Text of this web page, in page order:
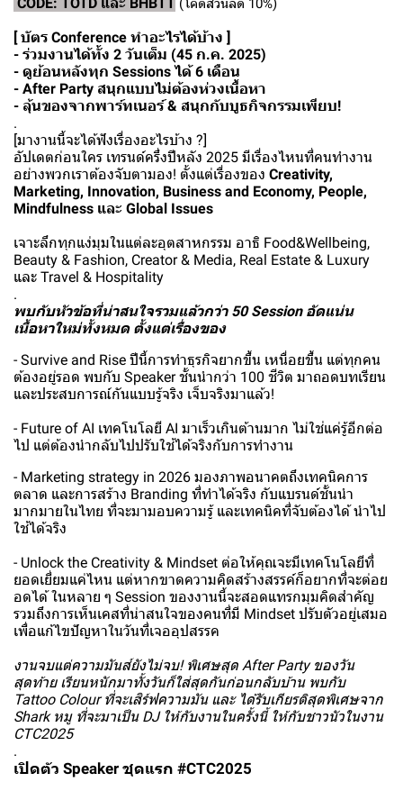
(โค้ดส่วนลด 10%)
[ บัตร Conference ทำอะไรได้บ้าง ]
- ร่วมงานได้ทั้ง 2 วันเต็ม (45 ก.ค. 2025)
- ดูย้อนหลังทุก Sessions ได้ 6 เดือน
- After Party สนุกแบบไม่ต้องห่วงเนื้อหา
- ลุ้นของจากพาร์ทเนอร์ & สนุกกับบูธกิจกรรมเพียบ!
.
[มางานนี้จะได้ฟังเรื่องอะไรบ้าง ?]
อัปเดตก่อนใคร เทรนด์ครึ่งปีหลัง 2025 มีเรื่องไหนที่คนทำงาน
อย่างพวกเราต้องจับตามอง! ตั้งแต่เรื่องของ Creativity,
Marketing, Innovation, Business and Economy, People,
Mindfulness และ Global Issues
เจาะลึกทุกแง่มุมในแต่ละอุตสาหกรรม อาธิ Food&Wellbeing,
Beauty & Fashion, Creator & Media, Real Estate & Luxury
และ Travel & Hospitality
.
พบกับหัวข้อที่น่าสนใจรวมแล้วกว่า 50 Session อัดแน่น
เนื้อหาใหม่ทั้งหมด ตั้งแต่เรื่องของ
- Survive and Rise ปีนี้การทำธุรกิจยากขึ้น เหนื่อยขึ้น แต่ทุกคน
ต้องอยู่รอด พบกับ Speaker ชั้นนำกว่า 100 ชีวิต มาถอดบทเรียน
และประสบการณ์กันแบบรู้จริง เจ็บจริงมาแล้ว!
- Future of AI เทคโนโลยี AI มาเร็วเกินต้านมาก ไม่ใช่แค่รู้อีกต่อ
ไป แต่ต้องนำกลับไปปรับใช้ได้จริงกับการทำงาน
- Marketing strategy in 2026 มองภาพอนาคตถึงเทคนิคการ
ตลาด และการสร้าง Branding ที่ทำได้จริง กับแบรนด์ชั้นนำ
มากมายในไทย ที่จะมามอบความรู้ และเทคนิคที่จับต้องได้ นำไป
ใช้ได้จริง
- Unlock the Creativity & Mindset ต่อให้คุณจะมีเทคโนโลยีที่
ยอดเยี่ยมแค่ไหน แต่หากขาดความคิดสร้างสรรค์ก็อยากที่จะต่อย
อดได้ ในหลาย ๆ Session ของงานนี้จะสอดแทรกมุมคิดสำคัญ
รวมถึงการเห็นเคสที่น่าสนใจของคนที่มี Mindset ปรับตัวอยู่เสมอ
เพื่อแก้ไขปัญหาในวันที่เจออุปสรรค
งานจบแต่ความมันส์ยังไม่จบ! พิเศษสุด After Party ของวัน
สุดท้าย เรียนหนักมาทั้งวันก็ใส่สุดกันก่อนกลับบ้าน พบกับ
Tattoo Colour ที่จะเสิร์ฟความมัน และ ได้รับเกียรติสุดพิเศษจาก
Shark หมู ที่จะมาเป็น DJ ให้กับงานในครั้งนี้ ให้กับชาวนัวในงาน
CTC2025
.
เปิดตัว Speaker ชุดแรก #CTC2025